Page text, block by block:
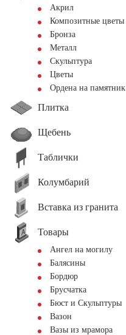
Акрил
Композитные цветы
Бронза
Металл
Скульптура
Цветы
Ордена на памятник
Плитка
Щебень
Таблички
Колумбарий
Вставка из гранита
Товары
Ангел на могилу
Балясины
Бордюр
Брусчатка
Бюст и Скульптуры
Вазон
Вазы из мрамора